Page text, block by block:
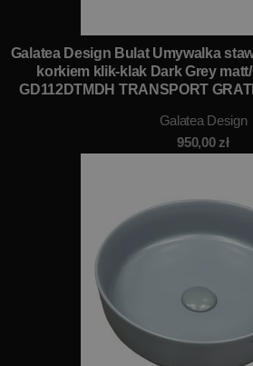
Galatea Design Bulat Umywalka
korkiem klik-klak Dark Grey
GD112DTMDH TRANSPORT
Galatea Design
950,00zł